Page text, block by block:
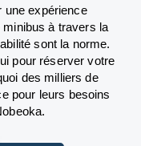
une expérience
à travers la
sont la norme.
pour réserver votre
des milliers de
pour leurs besoins